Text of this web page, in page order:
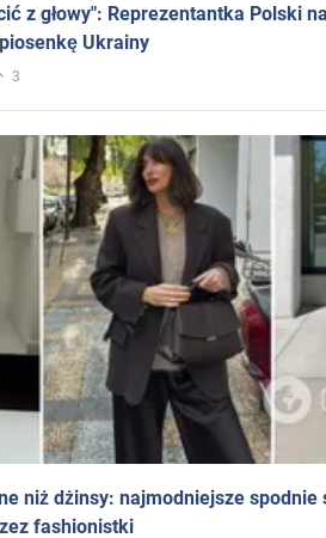
z głowy": Reprezentantka Polski
Ukrainy
3
niż dżinsy: najmodniejsze spodnie
fashionistki